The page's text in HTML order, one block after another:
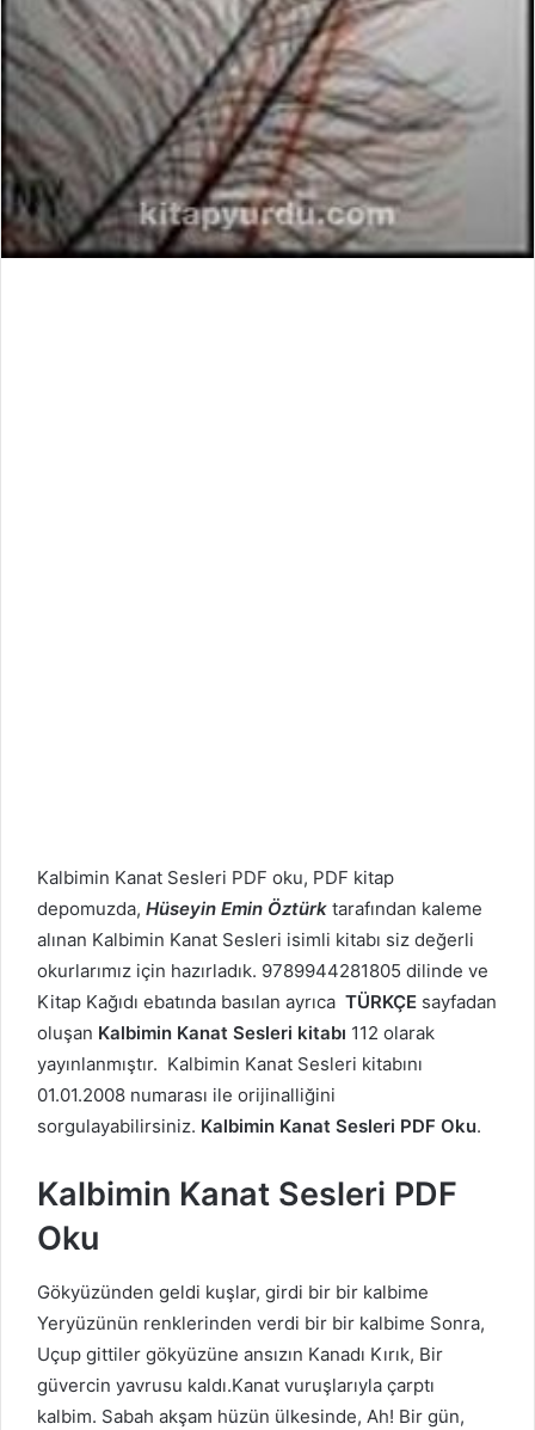
Kalbimin Kanat Sesleri PDF oku, PDF kitap
depomuzda, Hüseyin Emin Öztürk tarafından kaleme
alınan Kalbimin Kanat Sesleri isimli kitabı siz değerli
okurlarımız için hazırladık. 9789944281805 dilinde ve
Kitap Kağıdı ebatında basılan ayrıca TÜRKÇE sayfadan
oluşan Kalbimin Kanat Sesleri kitabı 112 olarak
yayınlanmıştır. Kalbimin Kanat Sesleri kitabını
01.01.2008 numarası ile orijinalliğini
sorgulayabilirsiniz. Kalbimin Kanat Sesleri PDF Oku.
Kalbimin Kanat Sesleri PDF
Oku
Gökyüzünden geldi kuşlar, girdi bir bir kalbime
Yeryüzünün renklerinden verdi bir bir kalbime Sonra,
Uçup gittiler gökyüzüne ansızın Kanadı Kırık, Bir
güvercin yavrusu kaldı.Kanat vuruşlarıyla çarptı
kalbim. Sabah akşam hüzün ülkesinde, Ah! Bir gün,